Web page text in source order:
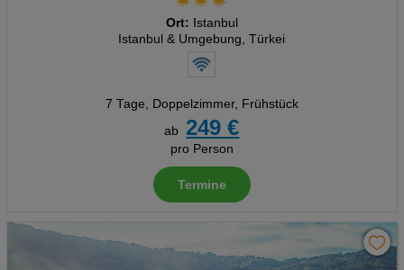
Ort: Istanbul
Istanbul & Umgebung, Türkei
7 Tage, Doppelzimmer, Frühstück
ab
249 €
pro Person
Termine